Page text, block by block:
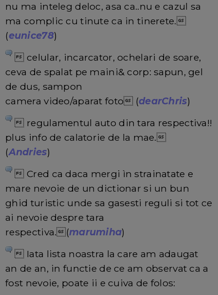
nu ma inteleg deloc, asa ca..nu e cazul sa
ma complic cu tinute ca in tinerete.
(eunice78)
celular, incarcator, ochelari de soare,
ceva de spalat pe maini& corp: sapun, gel
de dus, sampon
camera video/aparat foto (dearChris)
regulamentul auto din tara respectiva!!
plus info de calatorie de la mae.
(Andries)
Cred ca daca mergi ìn strainatate e
mare nevoie de un dictionar si un bun
ghid turistic unde sa gasesti reguli si tot ce
ai nevoie despre tara
respectiva.(marumiha)
Iata lista noastra la care am adaugat
an de an, in functie de ce am observat ca a
fost nevoie, poate ii e cuiva de folos: